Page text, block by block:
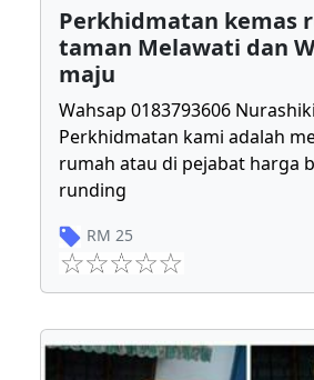
Perkhidmatan kemas
taman Melawati dan
maju
Wahsap 0183793606
Perkhidmatan kami adalah
rumah atau di pejabat harga
runding
RM 25